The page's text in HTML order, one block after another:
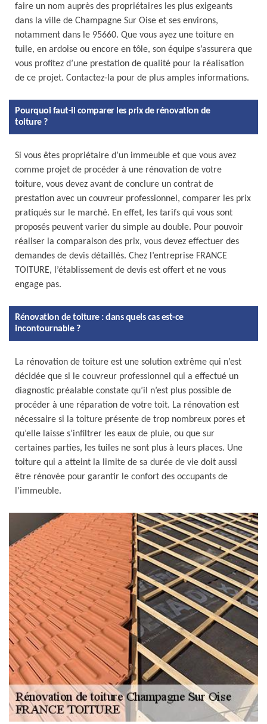
faire un nom auprès des propriétaires les plus exigeants
dans la ville de Champagne Sur Oise et ses environs,
notamment dans le 95660. Que vous ayez une toiture en
tuile, en ardoise ou encore en tôle, son équipe s’assurera que
vous profitez d’une prestation de qualité pour la réalisation
de ce projet. Contactez-la pour de plus amples informations.
Pourquoi faut-il comparer les prix de rénovation de
toiture ?
Si vous êtes propriétaire d’un immeuble et que vous avez
comme projet de procéder à une rénovation de votre
toiture, vous devez avant de conclure un contrat de
prestation avec un couvreur professionnel, comparer les prix
pratiqués sur le marché. En effet, les tarifs qui vous sont
proposés peuvent varier du simple au double. Pour pouvoir
réaliser la comparaison des prix, vous devez effectuer des
demandes de devis détaillés. Chez l’entreprise FRANCE
TOITURE, l’établissement de devis est offert et ne vous
engage pas.
Rénovation de toiture : dans quels cas est-ce
incontournable ?
La rénovation de toiture est une solution extrême qui n’est
décidée que si le couvreur professionnel qui a effectué un
diagnostic préalable constate qu’il n’est plus possible de
procéder à une réparation de votre toit. La rénovation est
nécessaire si la toiture présente de trop nombreux pores et
qu’elle laisse s’infiltrer les eaux de pluie, ou que sur
certaines parties, les tuiles ne sont plus à leurs places. Une
toiture qui a atteint la limite de sa durée de vie doit aussi
être rénovée pour garantir le confort des occupants de
l’immeuble.